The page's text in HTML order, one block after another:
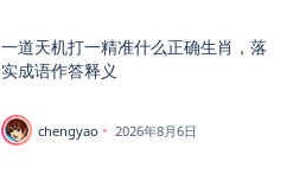
一道天机打一精准什么正确生肖，落
实成语作答释义
chengyao 2026年8月6日